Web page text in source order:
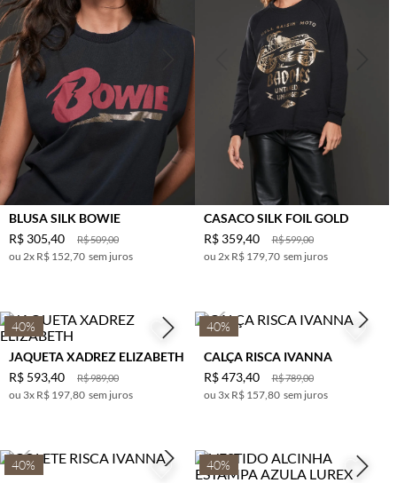
BLUSA SILK BOWIE
R$509,00
R$ 305,40
2x R$ 152,70 sem juros
CASACO SILK FOIL GOLD
R$599,00
R$ 359,40
2x R$ 179,70 sem juros
40%
JAQUETA XADREZ ELIZABETH
R$989,00
R$ 593,40
3x R$ 197,80 sem juros
40%
CALÇA RISCA IVANNA
R$789,00
R$ 473,40
3x R$ 157,80 sem juros
40% 40%